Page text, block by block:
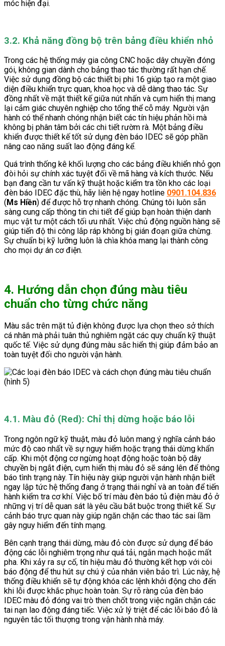
móc hiện đại.
3.2. Khả năng đồng bộ trên bảng điều khiển nhỏ
Trong các hệ thống máy gia công CNC hoặc dây chuyền đóng
gói, không gian dành cho bảng thao tác thường rất hạn chế.
Việc sử dụng đồng bộ các thiết bị phi 16 giúp tạo ra một giao
diện điều khiển trực quan, khoa học và dễ dàng thao tác. Sự
đồng nhất về mặt thiết kế giữa nút nhấn và cụm hiển thị mang
lại cảm giác chuyên nghiệp cho tổng thể cỗ máy. Người vận
hành có thể nhanh chóng nhận biết các tín hiệu phản hồi mà
không bị phân tâm bởi các chi tiết rườm rà. Một bảng điều
khiển được thiết kế tốt sử dụng đèn báo IDEC sẽ góp phần
nâng cao năng suất lao động đáng kể.
Quá trình thống kê khối lượng cho các bảng điều khiển nhỏ gọn
đòi hỏi sự chính xác tuyệt đối về mã hàng và kích thước. Nếu
bạn đang cần tư vấn kỹ thuật hoặc kiểm tra tồn kho các loại
đèn báo IDEC đặc thù, hãy liên hệ ngay hotline 0901.104.836
( Ms Hiền) để được hỗ trợ nhanh chóng. Chúng tôi luôn sẵn
sàng cung cấp thông tin chi tiết để giúp bạn hoàn thiện danh
mục vật tư một cách tối ưu nhất. Việc chủ động nguồn hàng sẽ
giúp tiến độ thi công lắp ráp không bị gián đoạn giữa chừng.
Sự chuẩn bị kỹ lưỡng luôn là chìa khóa mang lại thành công
cho mọi dự án cơ điện.
4. Hướng dẫn chọn đúng màu tiêu
chuẩn cho từng chức năng
Màu sắc trên mặt tủ điện không được lựa chọn theo sở thích
cá nhân mà phải tuân thủ nghiêm ngặt các quy chuẩn kỹ thuật
quốc tế. Việc sử dụng đúng màu sắc hiển thị giúp đảm bảo an
toàn tuyệt đối cho người vận hành.
4.1. Màu đỏ (Red): Chỉ thị dừng hoặc báo lỗi
Trong ngôn ngữ kỹ thuật, màu đỏ luôn mang ý nghĩa cảnh báo
mức độ cao nhất về sự nguy hiểm hoặc trạng thái dừng khẩn
cấp. Khi một động cơ ngừng hoạt động hoặc toàn bộ dây
chuyền bị ngắt điện, cụm hiển thị màu đỏ sẽ sáng lên để thông
báo tình trạng này. Tín hiệu này giúp người vận hành nhận biết
ngay lập tức hệ thống đang ở trạng thái nghỉ và an toàn để tiến
hành kiểm tra cơ khí. Việc bố trí màu đèn báo tủ điện màu đỏ ở
những vị trí dễ quan sát là yêu cầu bắt buộc trong thiết kế. Sự
cảnh báo trực quan này giúp ngăn chặn các thao tác sai lầm
gây nguy hiểm đến tính mạng.
Bên cạnh trạng thái dừng, màu đỏ còn được sử dụng để báo
động các lỗi nghiêm trọng như quá tải, ngắn mạch hoặc mất
pha. Khi xảy ra sự cố, tín hiệu màu đỏ thường kết hợp với còi
báo động để thu hút sự chú ý của nhân viên bảo trì. Lúc này, hệ
thống điều khiển sẽ tự động khóa các lệnh khởi động cho đến
khi lỗi được khắc phục hoàn toàn. Sự rõ ràng của đèn báo
IDEC màu đỏ đóng vai trò then chốt trong việc ngăn chặn các
tai nạn lao động đáng tiếc. Việc xử lý triệt để các lỗi báo đỏ là
nguyên tắc tối thượng trong vận hành nhà máy.